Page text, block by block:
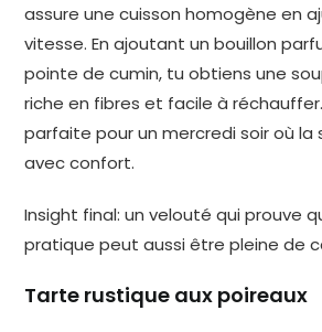
assure une cuisson homogène en
vitesse. En ajoutant un bouillon
pointe de cumin, tu obtiens une
riche en fibres et facile à
parfaite pour un mercredi soir où la
avec confort.
Insight final: un velouté qui prouve
pratique peut aussi être pleine de
Tarte rustique aux poireaux